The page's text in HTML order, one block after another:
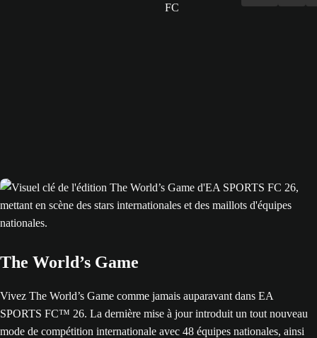
The World’s Game
Vivez The World’s Game comme jamais auparavant dans EA
SPORTS FC™ 26. La dernière mise à jour introduit un tout nouveau
mode de compétition internationale avec 48 équipes nationales, ainsi